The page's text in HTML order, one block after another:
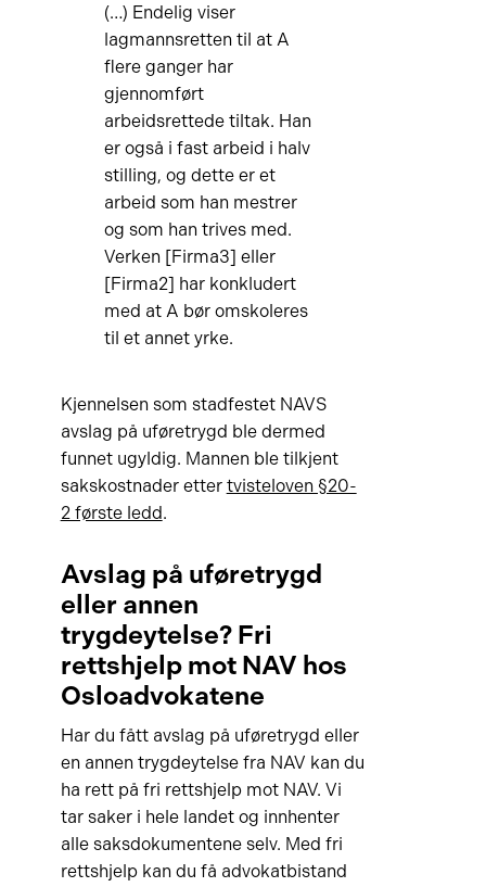
(…) Endelig viser
lagmannsretten til at A
flere ganger har
gjennomført
arbeidsrettede tiltak. Han
er også i fast arbeid i halv
stilling, og dette er et
arbeid som han mestrer
og som han trives med.
Verken [Firma3] eller
[Firma2] har konkludert
med at A bør omskoleres
til et annet yrke.
Kjennelsen som stadfestet NAVS
avslag på uføretrygd ble dermed
funnet ugyldig. Mannen ble tilkjent
sakskostnader etter tvisteloven §20-
2 første ledd.
Avslag på uføretrygd
eller annen
trygdeytelse? Fri
rettshjelp mot NAV hos
Osloadvokatene
Har du fått avslag på uføretrygd eller
en annen trygdeytelse fra NAV kan du
ha rett på fri rettshjelp mot NAV. Vi
tar saker i hele landet og innhenter
alle saksdokumentene selv. Med fri
rettshjelp kan du få advokatbistand